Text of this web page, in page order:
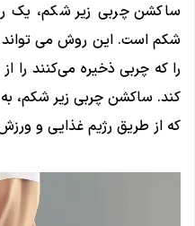
ساکشن چربی زیر شکم، یک
شکم است. این روش می
را که چربی ذخیره می‌کنند را
کند. ساکشن چربی زیر شکم،
که از طریق رژیم غذایی و